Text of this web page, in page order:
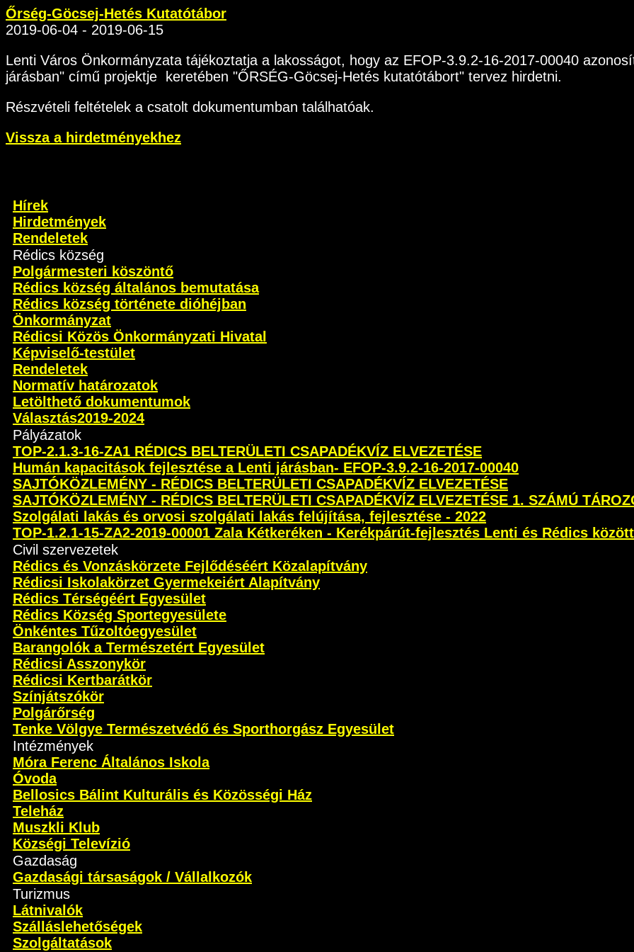
Őrség-Göcsej-Hetés Kutatótábor
2019-06-04 - 2019-06-15
Lenti Város Önkormányzata tájékoztatja a lakosságot, hogy az EFOP-3.9.2-16-2017-00040
járásban" című projektje keretében "ŐRSÉG-Göcsej-Hetés kutatótábort" tervez hirdetni.
Részvételi feltételek a csatolt dokumentumban találhatóak.
Vissza a hirdetményekhez
Hírek
Hirdetmények
Rendeletek
Rédics község
Polgármesteri köszöntő
Rédics község általános bemutatása
Rédics község története dióhéjban
Önkormányzat
Rédicsi Közös Önkormányzati Hivatal
Képviselő-testület
Rendeletek
Normatív határozatok
Letölthető dokumentumok
Választás2019-2024
Pályázatok
TOP-2.1.3-16-ZA1 RÉDICS BELTERÜLETI CSAPADÉKVÍZ ELVEZETÉSE
Humán kapacitások fejlesztése a Lenti járásban- EFOP-3.9.2-16-2017-00040
SAJTÓKÖZLEMÉNY - RÉDICS BELTERÜLETI CSAPADÉKVÍZ ELVEZETÉSE
SAJTÓKÖZLEMÉNY - RÉDICS BELTERÜLETI CSAPADÉKVÍZ ELVEZETÉSE 1. SZÁMÚ
Szolgálati lakás és orvosi szolgálati lakás felújítása, fejlesztése - 2022
TOP-1.2.1-15-ZA2-2019-00001 Zala Kétkeréken - Kerékpárút-fejlesztés Lenti és Rédics között
Civil szervezetek
Rédics és Vonzáskörzete Fejlődéséért Közalapítvány
Rédicsi Iskolakörzet Gyermekeiért Alapítvány
Rédics Térségéért Egyesület
Rédics Község Sportegyesülete
Önkéntes Tűzoltóegyesület
Barangolók a Természetért Egyesület
Rédicsi Asszonykör
Rédicsi Kertbarátkör
Színjátszókör
Polgárőrség
Tenke Völgye Természetvédő és Sporthorgász Egyesület
Intézmények
Móra Ferenc Általános Iskola
Óvoda
Bellosics Bálint Kulturális és Közösségi Ház
Teleház
Muszkli Klub
Községi Televízió
Gazdaság
Gazdasági társaságok / Vállalkozók
Turizmus
Látnivalók
Szálláslehetőségek
Szolgáltatások